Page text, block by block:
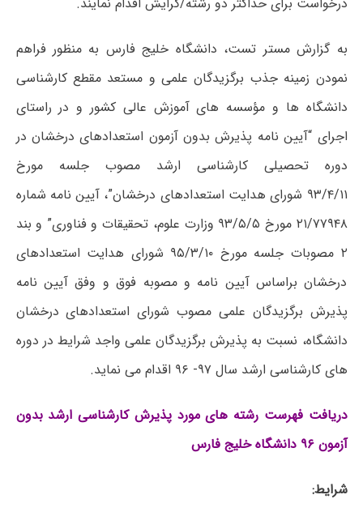
به گزارش مستر تست، دانشگاه خلیج فارس به منظور فراهم
نمودن زمینه جذب برگزیدگان علمی و مستعد مقطع کارشناسی
دانشگاه ها و مؤسسه های آموزش عالی کشور و در راستای
اجرای “آیین نامه پذیرش بدون آزمون استعدادهای درخشان در
دوره تحصیلی کارشناسی ارشد مصوب جلسه مورخ
۹۳/۴/۱۱ شورای هدایت استعدادهای درخشان”، آیین نامه شماره
۲۱/۷۷۹۴۸ مورخ ۹۳/۵/۵ وزارت علوم، تحقیقات و فناوری” و بند
۲ مصوبات جلسه مورخ ۹۵/۳/۱۰ شورای هدایت استعدادهای
درخشان براساس آیین نامه و مصوبه فوق و وفق آیین نامه
پذیرش برگزیدگان علمی مصوب شورای استعدادهای درخشان
دانشگاه، نسبت به پذیرش برگزیدگان علمی واجد شرایط در دوره
های کارشناسی ارشد سال ۹۷- ۹۶ اقدام می نماید.
دریافت فهرست رشته های مورد پذیرش کارشناسی ارشد بدون
آزمون ۹۶ دانشگاه خلیج فارس
شرایط: